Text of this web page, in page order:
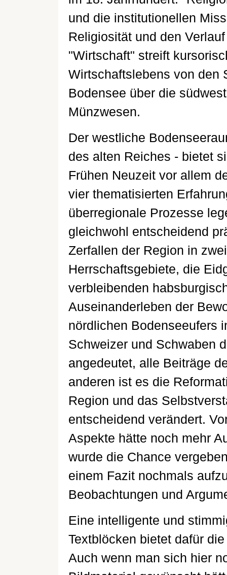
und die institutionellen
Religiosität und den
"Wirtschaft" streift
Wirtschaftslebens von den
Bodensee über die
Münzwesen.
Der westliche
des alten Reiches - bietet
Frühen Neuzeit vor allem
vier thematisierten
überregionale Prozesse
gleichwohl entscheidend
Zerfallen der Region in
Herrschaftsgebiete, die
verbleibenden
Auseinanderleben der
nördlichen Bodenseeufers
Schweizer und Schwaben
angedeutet, alle Beiträge
anderen ist es die
Region und das
entscheidend verändert.
Aspekte hätte noch mehr
wurde die Chance
einem Fazit nochmals
Beobachtungen und
Eine intelligente und
Textblöcken bietet dafür
Auch wenn man sich hier